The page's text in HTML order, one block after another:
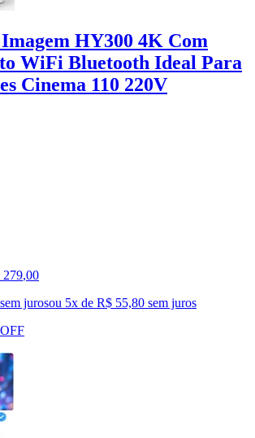
HY300 4K Com
WiFi Bluetooth Ideal Para
Cinema 110 220V
279,00
jurosou 5x de R$ 55,80 sem juros